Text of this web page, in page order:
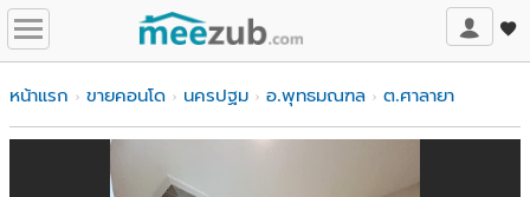
หน้าแรก ขายคอนโด นครปฐม อ.พุทธมณฑล ต.ศาลายา